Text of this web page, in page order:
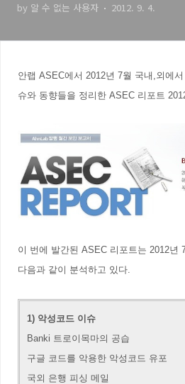
by 알 수 없는 사용자 2012. 9. 4.
안랩 ASEC에서 2012년 7월 국내,외에
슈와 동향들을 정리한 ASEC 리포트
이 번에 발간된 ASEC 리포트는 2012년
다음과 같이 분석하고 있다.
1) 악성코드 이슈
Banki 트로이목마의 공습
구글 코드를 악용한 악성코드 유포
국외 은행 피싱 메일